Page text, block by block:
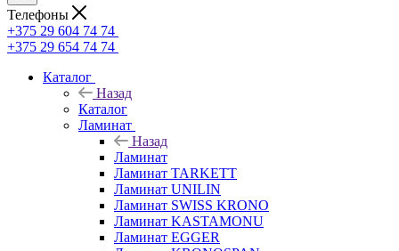
Телефоны
+375 29 604 74 74
+375 29 654 74 74
Каталог
Назад
Каталог
Ламинат
Назад
Ламинат
Ламинат TARKETT
Ламинат UNILIN
Ламинат SWISS KRONO
Ламинат KASTAMONU
Ламинат EGGER